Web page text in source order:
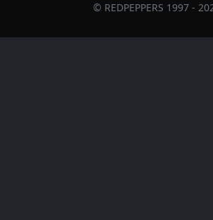
© REDPEPPERS 1997 -